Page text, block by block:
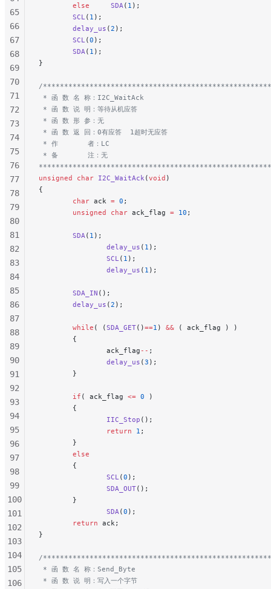
        else
     SDA
( 1 );
        SCL
( 1 );
        delay_us
(2 );
        SCL
(0 );
        SDA
( 1 );
}
/
* 函 数 名 称：I2C_WaitAck
* 函 数 说 明：等待从机应答
* 函 数 形 参：无
* 函 数 返 回：0有应答  1超时无应答
* 作       者：LC
* 备       注：无
unsigned char I2C_WaitAck (void )
{
        char
ack = 0 ;
        unsigned
char ack_flag = 10 ;
        SDA
( 1 );
                delay_us
( 1 );
                SCL
( 1 );
                delay_us
( 1 );
        SDA_IN
();
        delay_us
(2 );
        while
( (SDA_GET()==1 ) && ( ack_flag ) )
        {
                ack_flag
-- ;
                delay_us
(3 );
        }
        if
( ack_flag <= 0 )
        {
                IIC_Stop
();
                return
1 ;
        }
        else
        {
                SCL
(0 );
                SDA_OUT
();
        }
                SDA
(0 );
        return
ack;
}
/
* 函 数 名 称：Send_Byte
* 函 数 说 明：写入一个字节
65
66
67
68
69
70
71
72
73
74
75
76
77
78
79
80
81
82
83
84
85
86
87
88
89
90
91
92
93
94
95
96
97
98
99
100
101
102
103
104
105
106